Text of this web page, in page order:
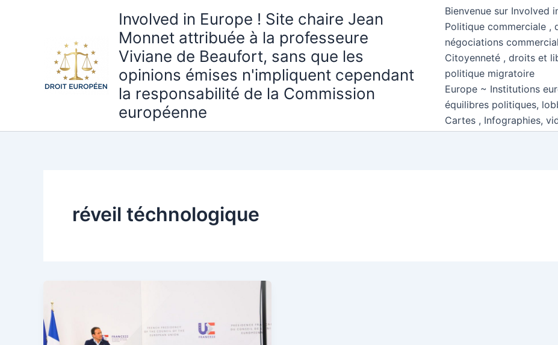
Involved in Europe ! Site chaire Jean
Monnet attribuée à la professeure
Viviane de Beaufort, sans que les
opinions émises n'impliquent cependant
la responsabilité de la Commission
européenne
Bienvenue sur Involved
Politique commerciale ,
négociations
Citoyenneté , droits et
politique migratoire
Europe ~ Institutions
équilibres politiques,
Cartes , Infographies,
réveil téchnologique